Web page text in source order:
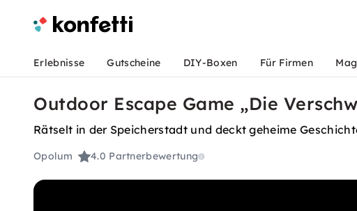
Erlebnisse Gutscheine DIY-Boxen Für Firmen
Outdoor Escape Game „Die
Rätselt in der Speicherstadt und deckt geheime
Opolum 4.0 Partnerbewertung